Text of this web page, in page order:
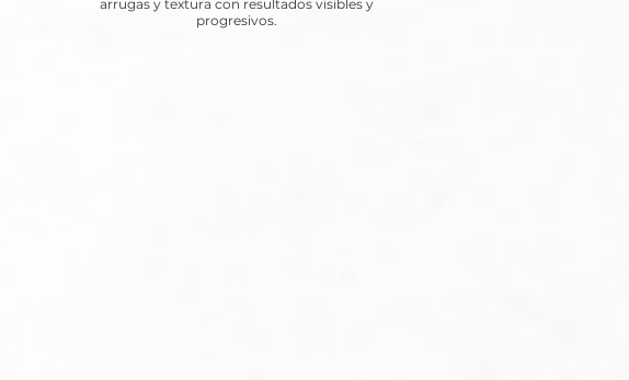
arrugas y textura con resultados visibles y
progresivos.